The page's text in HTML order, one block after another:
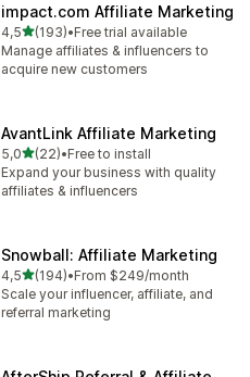
impact.com Affiliate Marketing
4,5av 5 stjerner
(193)
Totalt 193 omtaler
•Free trial available
Manage affiliates & influencers to
acquire new customers
AvantLink Affiliate Marketing
5,0av 5 stjerner
(22)
Totalt 22 omtaler
•Free to install
Expand your business with quality
affiliates & influencers
Snowball: Affiliate Marketing
4,5av 5 stjerner
(194)
Totalt 194 omtaler
•From $249/month
Scale your influencer, affiliate, and
referral marketing